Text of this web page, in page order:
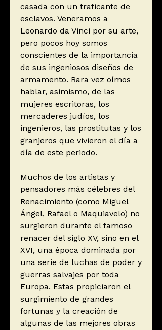
casada con un traficante de
esclavos. Veneramos a
Leonardo da Vinci por su arte,
pero pocos hoy somos
conscientes de la importancia
de sus ingeniosos diseños de
armamento. Rara vez oímos
hablar, asimismo, de las
mujeres escritoras, los
mercaderes judíos, los
ingenieros, las prostitutas y los
granjeros que vivieron el día a
día de este periodo.
Muchos de los artistas y
pensadores más célebres del
Renacimiento (como Miguel
Ángel, Rafael o Maquiavelo) no
surgieron durante el famoso
renacer del siglo XV, sino en el
XVI, una época dominada por
una serie de luchas de poder y
guerras salvajes por toda
Europa. Estas propiciaron el
surgimiento de grandes
fortunas y la creación de
algunas de las mejores obras